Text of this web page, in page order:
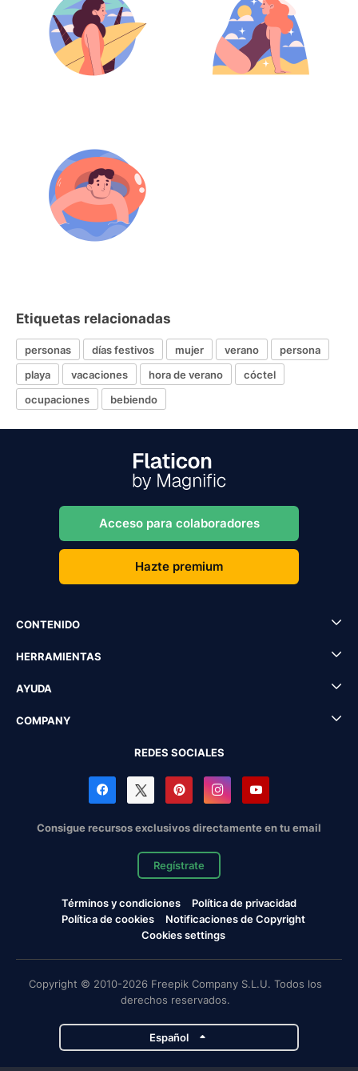
Etiquetas relacionadas
personas días festivos mujer verano
persona
playa
vacaciones hora de verano
cóctel
ocupaciones
bebiendo
Acceso para colaboradores
Hazte premium
CONTENIDO
HERRAMIENTAS
AYUDA
COMPANY
REDES SOCIALES
Consigue recursos exclusivos directamente en tu email
Regístrate
Términos y condiciones
Política de privacidad
Política de cookies
Notificaciones de Copyright
Cookies settings
Copyright © 2010-2026 Freepik Company S.L.U. Todos los
derechos reservados.
Español